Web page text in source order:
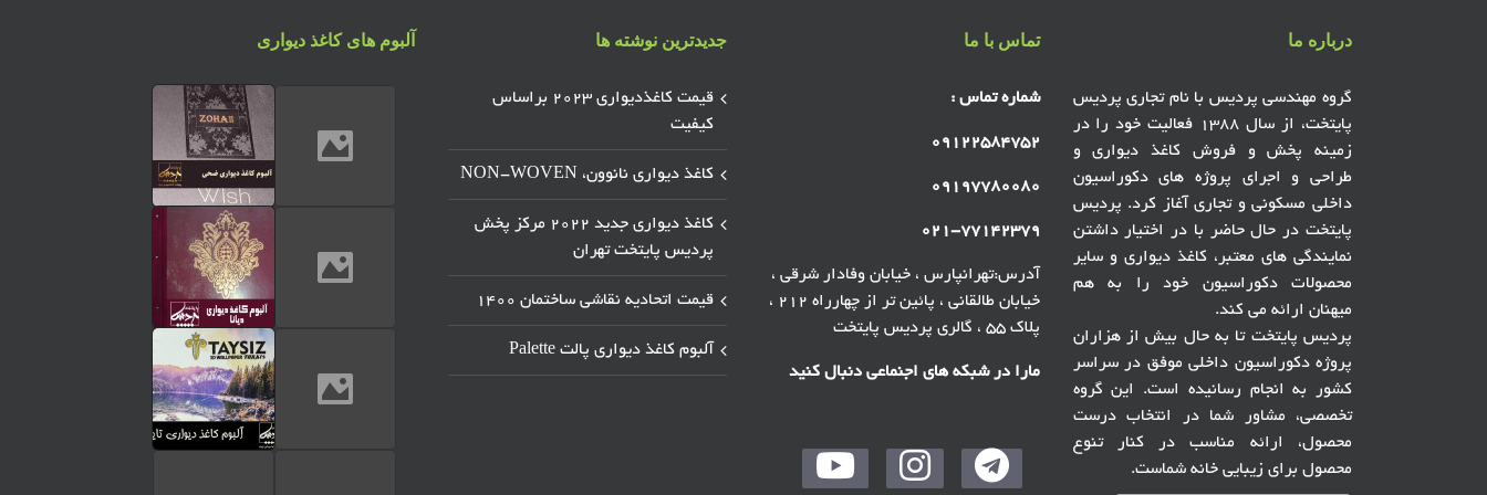
درباره ما
گروه مهندسی پردیس با نام تجاری پردیس
پایتخت، از سال ۱۳۸۸ فعالیت خود را در
زمینه پخش و فروش کاغذ دیواری و
طراحی و اجرای پروژه های دکوراسیون
داخلی مسکونی و تجاری آغاز کرد. پردیس
پایتخت در حال حاضر با در اختیار داشتن
نمایندگی های معتبر، کاغذ دیواری و سایر
محصولات دکوراسیون خود را به هم
میهنان ارائه می کند.
پردیس پایتخت تا به حال بیش از هزاران
پروژه دکوراسیون داخلی موفق در سراسر
کشور به انجام رسانیده است. این گروه
تخصصی، مشاور شما در انتخاب درست
محصول، ارائه مناسب در کنار تنوع
محصول برای زیبایی خانه شماست.
تماس با ما
شماره تماس :
۰۹۱۲۲۵۸۴۷۵۲
۰۹۱۹۷۷۸۰۰۸۰
۰۲۱-۷۷۱۴۲۳۷۹
آدرس:تهرانپارس ، خیابان وفادار شرقی ،
خیابان طالقانی ، پائین تر از چهارراه ۲۱۲ ،
پلاک ۵۵ ، گالری پردیس پایتخت
مارا در شبکه های اجنماعی دنبال کنید
جدیدترین نوشته ها
قیمت کاغذدیواری ۲۰۲۳ براساس
کیفیت
کاغذ دیواری نانوون، NON-WOVEN
کاغذ دیواری جدید ۲۰۲۲ مرکز پخش
پردیس پایتخت تهران
قیمت اتحادیه نقاشی ساختمان ۱۴۰۰
آلبوم کاغذ دیواری پالت Palette
آلبوم های کاغذ دیواری